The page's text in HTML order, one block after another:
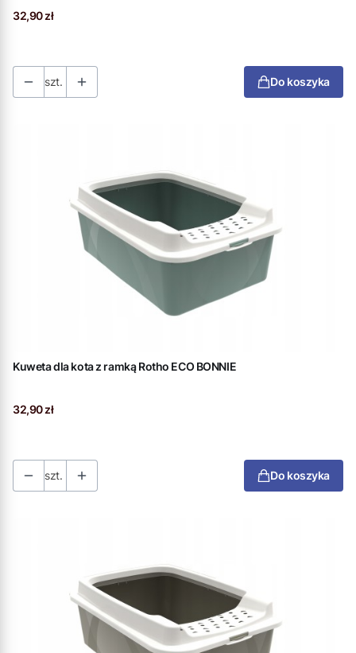
Cena
32,90 zł
szt. Do koszyka
Kuweta dla kota z ramką Rotho ECO BONNIE
Cena
32,90 zł
szt. Do koszyka